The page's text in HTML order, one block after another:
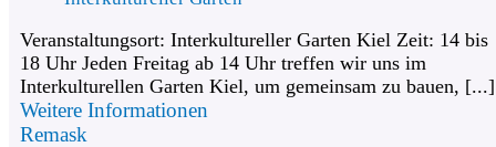
Veranstaltungsort: Interkultureller Garten Kiel Zeit: 14 bis
18 Uhr Jeden Freitag ab 14 Uhr treffen wir uns im
Interkulturellen Garten Kiel, um gemeinsam zu bauen, [...]
Weitere Informationen
Remask